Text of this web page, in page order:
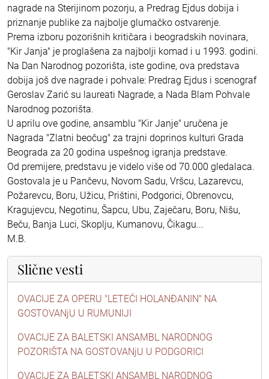
nagrade na Sterijinom pozorju, a Predrag Ejdus dobija i
priznanje publike za najbolje glumačko ostvarenje.
Prema izboru pozorišnih kritičara i beogradskih novinara,
"Kir Janja" je proglašena za najbolji komad i u 1993. godini.
Na Dan Narodnog pozorišta, iste godine, ova predstava
dobija još dve nagrade i pohvale: Predrag Ejdus i scenograf
Geroslav Zarić su laureati Nagrade, a Nada Blam Pohvale
Narodnog pozorišta.
U aprilu ove godine, ansamblu "Kir Janje" uručena je
Nagrada "Zlatni beočug" za trajni doprinos kulturi Grada
Beograda za 20 godina uspešnog igranja predstave.
Od premijere, predstavu je videlo više od 70.000 gledalaca.
Gostovala je u Pančevu, Novom Sadu, Vršcu, Lazarevcu,
Požarevcu, Boru, Užicu, Prištini, Podgorici, Obrenovcu,
Kragujevcu, Negotinu, Šapcu, Ubu, Zaječaru, Boru, Nišu,
Beču, Banja Luci, Skoplju, Kumanovu, Čikagu...
M.B.
Slične vesti
OVACIJE ZA OPERU "LETEĆI HOLANĐANIN" NA
GOSTOVANjU U RUMUNIJI
OVACIJE ZA BALETSKI ANSAMBL NARODNOG
POZORIŠTA NA GOSTOVANjU U PODGORICI
OVACIJE ZA BALETSKI ANSAMBL NARODNOG